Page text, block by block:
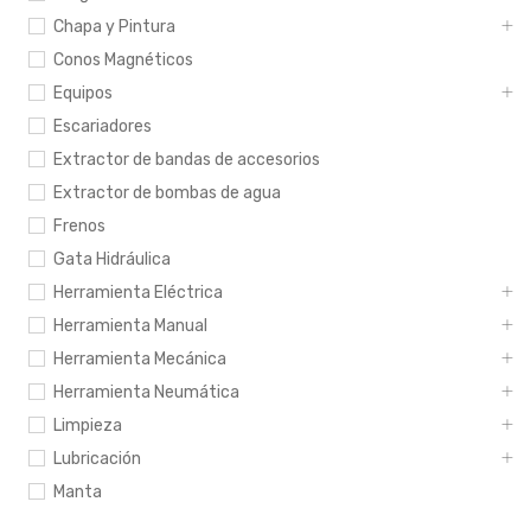
Chapa y Pintura
Conos Magnéticos
Equipos
Escariadores
Extractor de bandas de accesorios
Extractor de bombas de agua
Frenos
Gata Hidráulica
Herramienta Eléctrica
Herramienta Manual
Herramienta Mecánica
Herramienta Neumática
Limpieza
Lubricación
Manta